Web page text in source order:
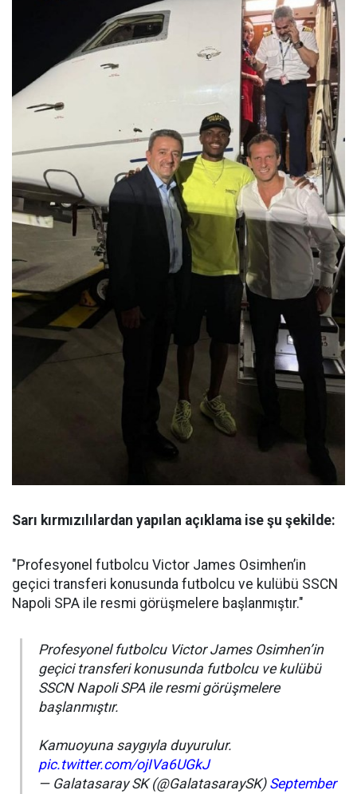
Sarı kırmızılılardan yapılan açıklama ise şu şekilde:
"Profesyonel futbolcu Victor James Osimhen’in
geçici transferi konusunda futbolcu ve kulübü SSCN
Napoli SPA ile resmi görüşmelere başlanmıştır."
Profesyonel futbolcu Victor James Osimhen’in
geçici transferi konusunda futbolcu ve kulübü
SSCN Napoli SPA ile resmi görüşmelere
başlanmıştır.
Kamuoyuna saygıyla duyurulur.
pic.twitter.com/ojIVa6UGkJ
— Galatasaray SK (@GalatasaraySK) September